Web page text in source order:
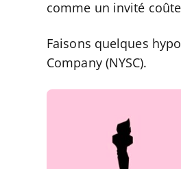
comme un invité
Faisons quelques
Company (NYSC).